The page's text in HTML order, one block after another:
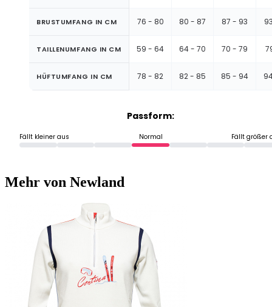
BRUSTUMFANG IN CM 76 - 80 80 - 87 87 - 93
TAILLENUMFANG IN CM 59 - 64 64 - 70 70 - 79
HÜFTUMFANG IN CM 78 - 82 82 - 85 85 - 94
Passform:
Fällt kleiner aus Normal Fällt größer
Mehr von Newland